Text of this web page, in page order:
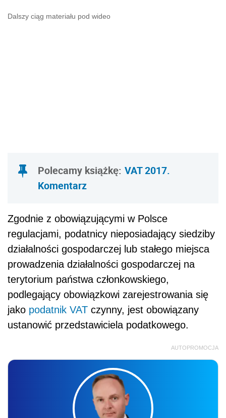
Dalszy ciąg materiału pod wideo
Polecamy książkę: VAT 2017.
Komentarz
Zgodnie z obowiązującymi w Polsce
regulacjami, podatnicy nieposiadający siedziby
działalności gospodarczej lub stałego miejsca
prowadzenia działalności gospodarczej na
terytorium państwa członkowskiego,
podlegający obowiązkowi zarejestrowania się
jako podatnik VAT czynny, jest obowiązany
ustanowić przedstawiciela podatkowego.
AUTOPROMOCJA